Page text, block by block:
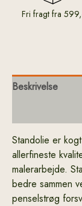
Fri fragt fra
Beskrivelse
Standolie er
allerfineste
malerarbejde.
bedre sammen
penselstrøg